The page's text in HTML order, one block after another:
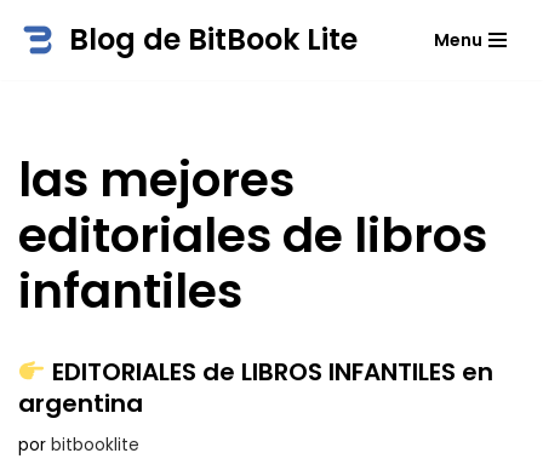
Blog de BitBook Lite Menu
las mejores
editoriales de libros
infantiles
EDITORIALES de LIBROS INFANTILES en
argentina
por bitbooklite